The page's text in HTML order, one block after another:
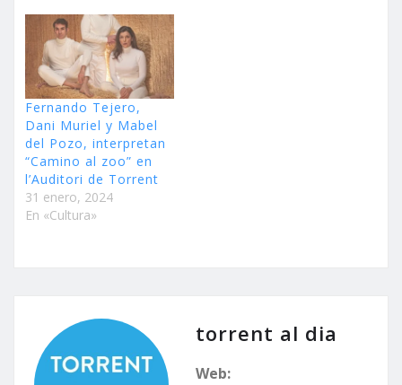
Fernando Tejero,
Dani Muriel y Mabel
del Pozo, interpretan
“Camino al zoo” en
l’Auditori de Torrent
31 enero, 2024
En «Cultura»
torrent al dia
Web: